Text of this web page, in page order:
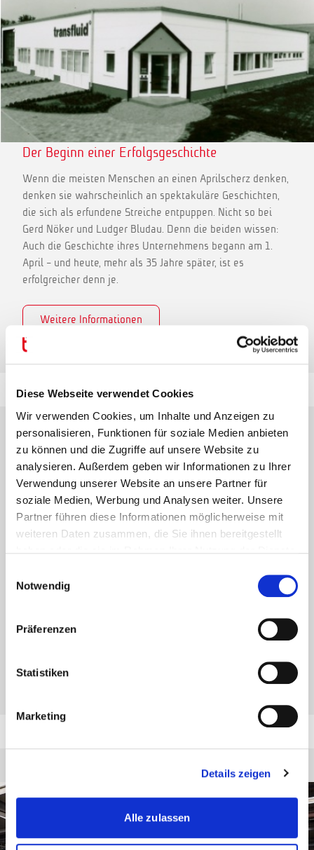
Diese Webseite verwendet Cookies
Wir verwenden Cookies, um Inhalte und Anzeigen zu
personalisieren, Funktionen für soziale Medien anbieten
zu können und die Zugriffe auf unsere Website zu
analysieren. Außerdem geben wir Informationen zu Ihrer
Verwendung unserer Website an unsere Partner für
soziale Medien, Werbung und Analysen weiter. Unsere
Partner führen diese Informationen möglicherweise mit
weiteren Daten zusammen, die Sie ihnen bereitgestellt
Notwendig
Präferenzen
Statistiken
Marketing
Details zeigen
Alle zulassen
Der Beginn einer Erfolgsgeschichte
Wenn die meisten Menschen an einen Aprilscherz denken,
denken sie wahrscheinlich an spektakuläre Geschichten,
die sich als erfundene Streiche entpuppen. Nicht so bei
Gerd Nöker und Ludger Bludau. Denn die beiden wissen:
Auch die Geschichte ihres Unternehmens begann am 1.
April - und heute, mehr als 35 Jahre später, ist es
erfolgreicher denn je.
Weitere Informationen
Industriepartnerrund um den
Globus
transfluid ist ein international bevorzugter Partner für die
Herstellung von Rohrbearbeitungs- und Biegemaschinen.
So bieten wir maßgeschneiderte Lösungen für
Anwendungen im Anlagen- und Maschinenbau, in der
Automobil- und Energiewirtschaft, im Schiffbau, in der
medizinischen Geräten. Mit effektiver Planung und einer